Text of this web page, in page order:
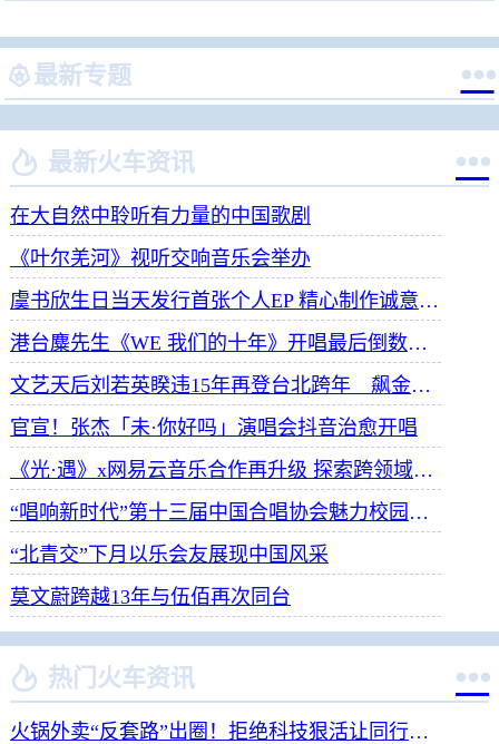
最新专题 
 最新火车资讯 
在大自然中聆听有力量的中国歌剧
《叶尔羌河》视听交响音乐会举办
虞书欣生日当天发行首张个人EP 精心制作诚意满满
港台麋先生《WE 我们的十年》开唱最后倒数 惊喜释出10周年纪念单曲宠粉
文艺天后刘若英睽违15年再登台北跨年 飙金嗓演唱经典招牌歌掀回忆杀
官宣！张杰「未·你好吗」演唱会抖音治愈开唱
《光·遇》x网易云音乐合作再升级 探索跨领域社交新体验
“唱响新时代”第十三届中国合唱协会魅力校园合唱展演开幕
“北青交”下月以乐会友展现中国风采
莫文蔚跨越13年与伍佰再次同台
 热门火车资讯 
火锅外卖“反套路”出圈！拒绝科技狠活让同行颤抖